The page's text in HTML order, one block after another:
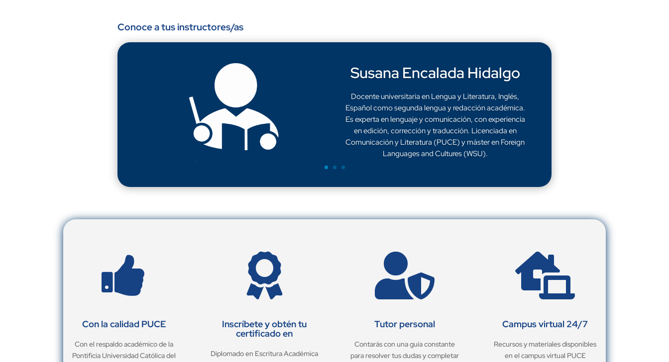
Conoce a tus instructores/as
Susana Encalada Hidalgo
Docente universitaria en Lengua y Literatura, Inglés,
Español como segunda lengua y redacción académica.
Es experta en lenguaje y comunicación, con experiencia
en edición, corrección y traducción. Licenciada en
Comunicación y Literatura (PUCE) y máster en Foreign
Languages and Cultures (WSU).

Con la calidad PUCE
Con el respaldo académico de la
Pontificia Universidad Católica del

Inscríbete y obtén tu
certificado en
Diplomado en Escritura Académica

Tutor personal
Contarás con una guía constante
para resolver tus dudas y completar

Campus virtual 24/7
Recursos y materiales disponibles
en el campus virtual PUCE